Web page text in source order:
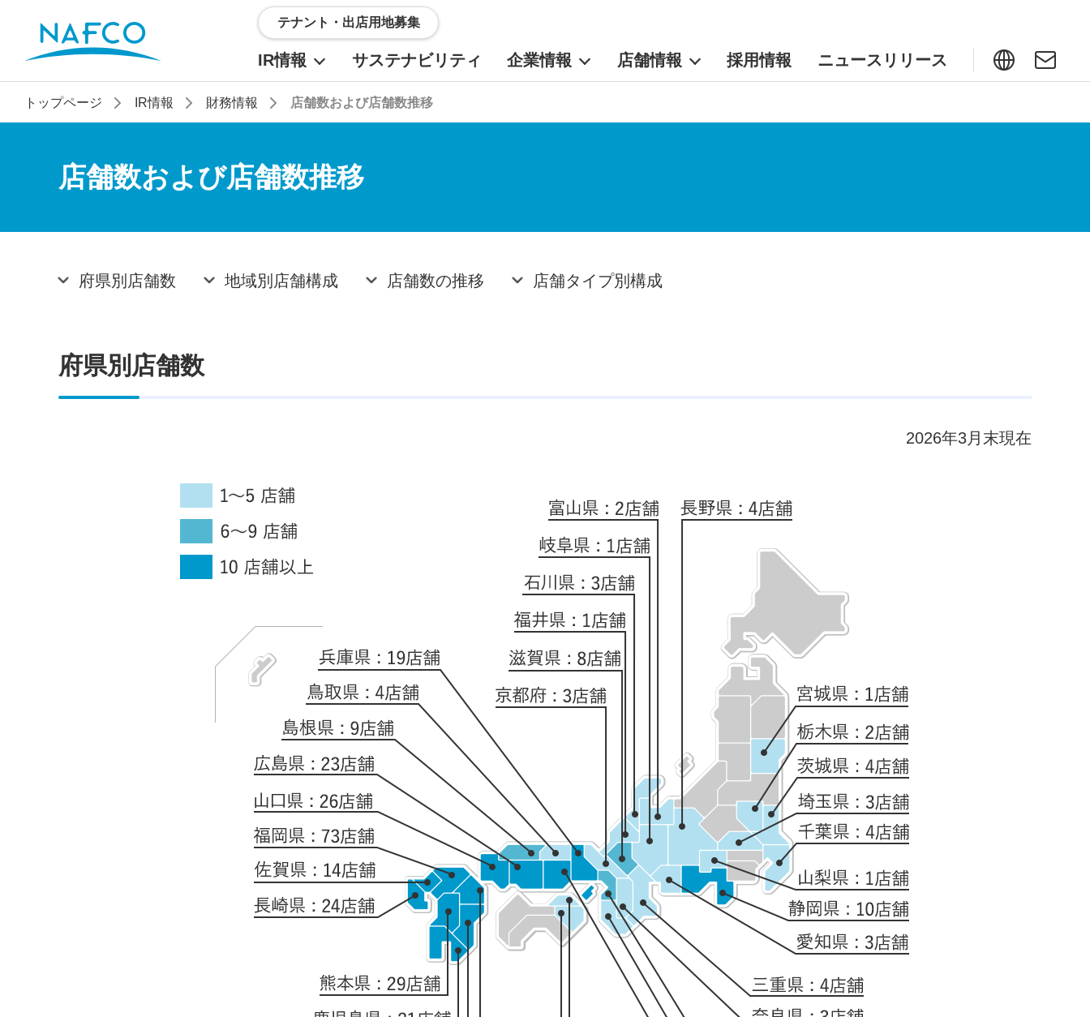
テナント・出店用地募集
IR情報 サステナビリティ 企業情報 店舗情報 採用情報 ニュースリリース
トップページ IR情報 財務情報 店舗数および店舗数推移
店舗数および店舗数推移
府県別店舗数 地域別店舗構成 店舗数の推移 店舗タイプ別構成
府県別店舗数
2026年3月末現在